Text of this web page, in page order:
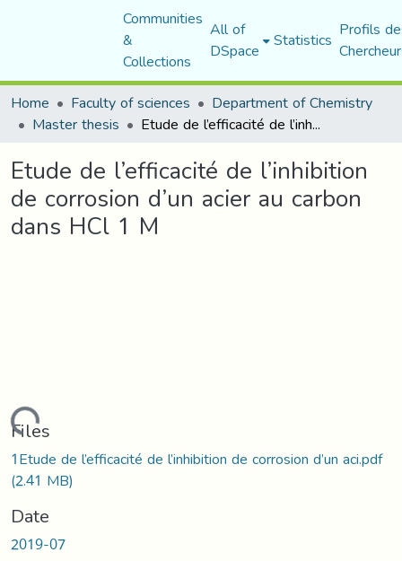
Communities
&
Collections
All of
DSpace Statistics Profils
Home
Faculty of sciences Department of Chemistry
Master thesis Etude de l’efficacité de l’inhibition de corrosion d’un acier au carbon dans HCl 1 M
Etude de l’efficacité de l’inhibition
de corrosion d’un acier au carbon
dans HCl 1 M
Files
1Etude de l’efficacité de l’inhibition de corrosion d’un aci.pdf
(2.41 MB)
Date
2019-07